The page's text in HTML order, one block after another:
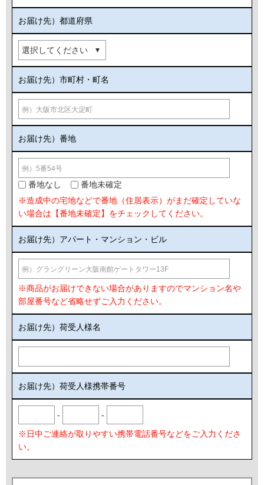
お届け先）都道府県
お届け先）市町村・町名
お届け先）番地
番地なし
番地未確定
※造成中の宅地などで番地（住居表示）がまだ確定していな
い場合は【番地未確定】をチェックしてください。
お届け先）アパート・マンション・ビル
※商品がお届けできない場合がありますのでマンション名や
部屋番号など省略せずご入力ください。
お届け先）荷受人様名
お届け先）荷受人様携帯番号
-
-
※日中ご連絡が取りやすい携帯電話番号などをご入力くださ
い。